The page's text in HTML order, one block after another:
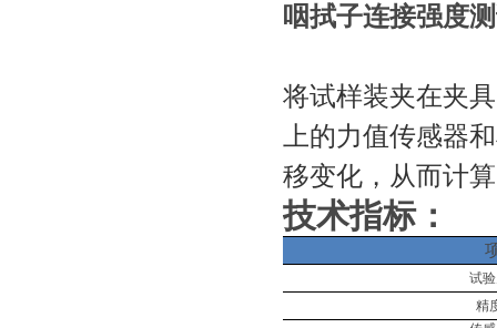
咽拭子连接强度
将试样装夹在夹
上的力值传感器
移变化，从而计
技术指标：
试
精